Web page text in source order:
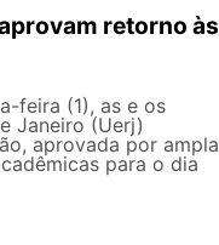
retorno às
feira (1), as e os
Janeiro (Uerj)
aprovada por ampla
para o dia